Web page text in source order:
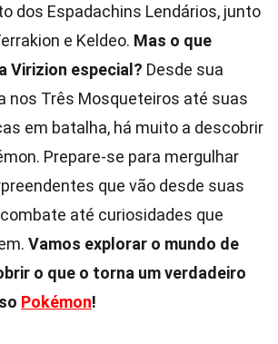
dos Espadachins Lendários, junto
e Keldeo. Mas o que
Virizion especial? Desde sua
nos Três Mosqueteiros até suas
em batalha, há muito a descobrir
Prepare-se para mergulhar
que vão desde suas
até curiosidades que
Vamos explorar o mundo de
o que o torna um verdadeiro
Pokémon!